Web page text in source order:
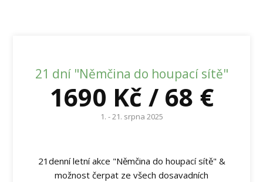
21 dní "Němčina do houpací sítě"
1690 Kč / 68 €
1. - 21. srpna 2025
21denní letní akce "Němčina do houpací sítě" &
možnost čerpat ze všech dosavadních